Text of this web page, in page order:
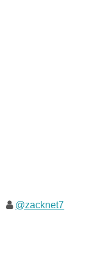
@zacknet7